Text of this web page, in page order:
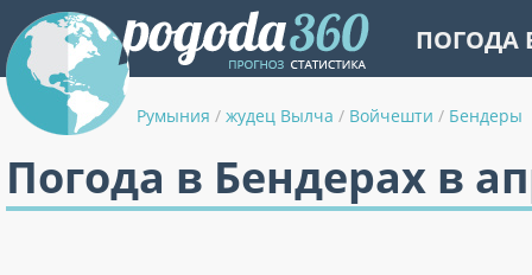
ПОГОДА
Румыния / жудец Вылча / Войчешти / Бендеры
Погода в Бендерах в